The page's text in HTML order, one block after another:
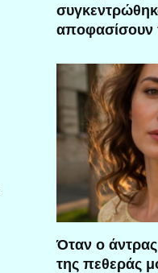
αποφασίσουν
Όταν ο
της πεθεράς